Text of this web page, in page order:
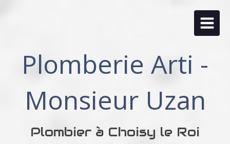
Plomberie Arti -
Monsieur Uzan
Plombier à Choisy le Roi